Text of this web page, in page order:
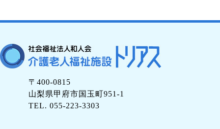
〒400-0815
山梨県甲府市国玉町951-1
TEL. 055-223-3303